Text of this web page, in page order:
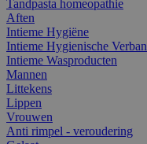
Tandpasta homeopathie
Aften
Intieme Hygiëne
Intieme Hygienische
Intieme Wasproducten
Mannen
Littekens
Lippen
Vrouwen
Anti rimpel - veroudering